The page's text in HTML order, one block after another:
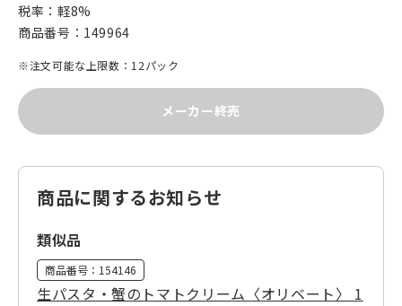
税率：軽8%
商品番号： 149964
※注文可能な上限数：12パック
メーカー終売
商品に関するお知らせ
類似品
商品番号： 154146
生パスタ・蟹のトマトクリーム〈オリベート〉 1